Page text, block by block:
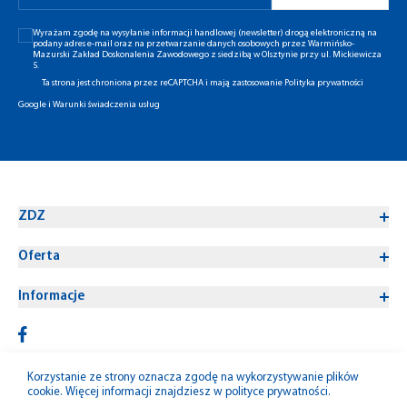
Korzystanie ze strony oznacza zgodę na wykorzystywanie plików
cookie. Więcej informacji znajdziesz w polityce prywatności.
Wyrażam zgodę na wysyłanie informacji handlowej (newsletter) drogą elektroniczną na
podany adres e-mail oraz na przetwarzanie danych osobowych przez Warmińsko-
Mazurski Zakład Doskonalenia Zawodowego z siedzibą w Olsztynie przy ul. Mickiewicza
5.
Ta strona jest chroniona przez reCAPTCHA i mają zastosowanie Polityka prywatności
Googlei Warunki świadczenia usług
ZDZ
Oferta
Informacje